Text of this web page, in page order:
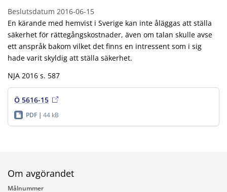
Beslutsdatum 2016-06-15
En kärande med hemvist i Sverige kan inte åläggas att ställa
säkerhet för rättegångskostnader, även om talan skulle avse
ett anspråk bakom vilket det finns en intressent som i sig
hade varit skyldig att ställa säkerhet.
NJA 2016 s. 587
Ö 5616-15
PDF 44 kB
Om avgörandet
Målnummer